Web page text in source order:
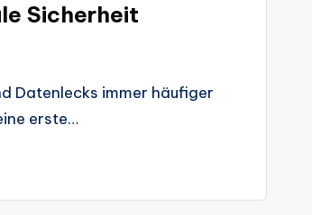
Sicherheit
Datenlecks immer häufiger
erste…